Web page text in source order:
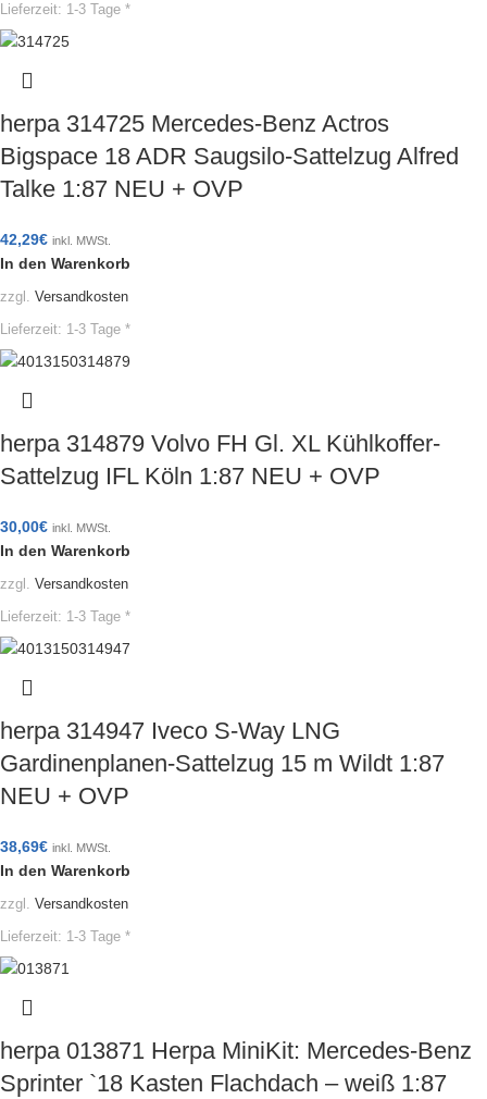
Lieferzeit: 1-3 Tage *
herpa 314725 Mercedes-Benz Actros
Bigspace 18 ADR Saugsilo-Sattelzug Alfred
Talke 1:87 NEU + OVP
42,29€ inkl. MWSt.
In den Warenkorb
zzgl. Versandkosten
Lieferzeit: 1-3 Tage *
herpa 314879 Volvo FH Gl. XL Kühlkoffer-
Sattelzug IFL Köln 1:87 NEU + OVP
30,00€ inkl. MWSt.
In den Warenkorb
zzgl. Versandkosten
Lieferzeit: 1-3 Tage *
herpa 314947 Iveco S-Way LNG
Gardinenplanen-Sattelzug 15 m Wildt 1:87
NEU + OVP
38,69€ inkl. MWSt.
In den Warenkorb
zzgl. Versandkosten
Lieferzeit: 1-3 Tage *
herpa 013871 Herpa MiniKit: Mercedes-Benz
Sprinter `18 Kasten Flachdach – weiß 1:87